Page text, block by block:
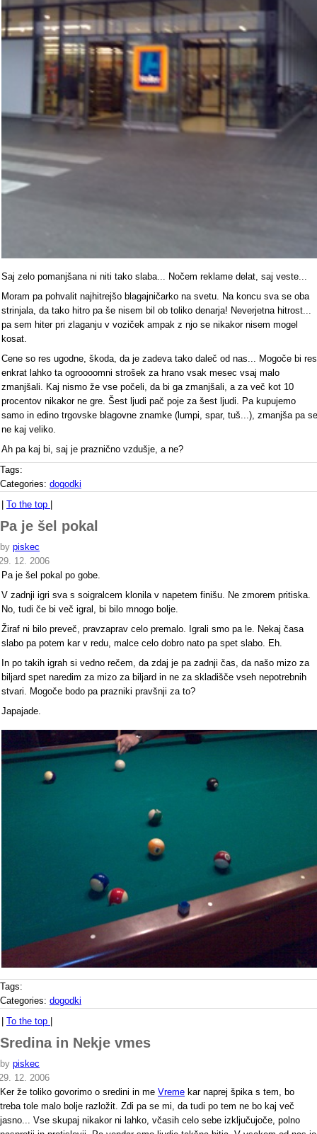
Saj zelo pomanjšana ni niti tako slaba... Nočem reklame delat, saj veste...
Moram pa pohvalit najhitrejšo blagajničarko na svetu. Na koncu sva se oba
strinjala, da tako hitro pa še nisem bil ob toliko denarja! Neverjetna hitrost...
pa sem hiter pri zlaganju v voziček ampak z njo se nikakor nisem mogel
kosat.
Cene so res ugodne, škoda, da je zadeva tako daleč od nas... Mogoče bi res
enkrat lahko ta ogroooomni strošek za hrano vsak mesec vsaj malo
zmanjšali. Kaj nismo že vse počeli, da bi ga zmanjšali, a za več kot 10
procentov nikakor ne gre. Šest ljudi pač poje za šest ljudi. Pa kupujemo
samo in edino trgovske blagovne znamke (lumpi, spar, tuš...), zmanjša pa se
ne kaj veliko.
Ah pa kaj bi, saj je praznično vzdušje, a ne?
Tags:
Categories: dogodki
To the top
Pa je šel pokal
by piskec
12. 2006
Pa je šel pokal po gobe.
V zadnji igri sva s soigralcem klonila v napetem finišu. Ne zmorem pritiska.
No, tudi če bi več igral, bi bilo mnogo bolje.
Žiraf ni bilo preveč, pravzaprav celo premalo. Igrali smo pa le. Nekaj časa
slabo pa potem kar v redu, malce celo dobro nato pa spet slabo. Eh.
In po takih igrah si vedno rečem, da zdaj je pa zadnji čas, da našo mizo za
biljard spet naredim za mizo za biljard in ne za skladišče vseh nepotrebnih
stvari. Mogoče bodo pa prazniki pravšnji za to?
Japajade.
Tags:
Categories: dogodki
To the top
Sredina in Nekje vmes
by piskec
12. 2006
Ker že toliko govorimo o sredini in me Vreme kar naprej špika s tem, bo
treba tole malo bolje razložit. Zdi pa se mi, da tudi po tem ne bo kaj več
jasno... Vse skupaj nikakor ni lahko, včasih celo sebe izključujoče, polno